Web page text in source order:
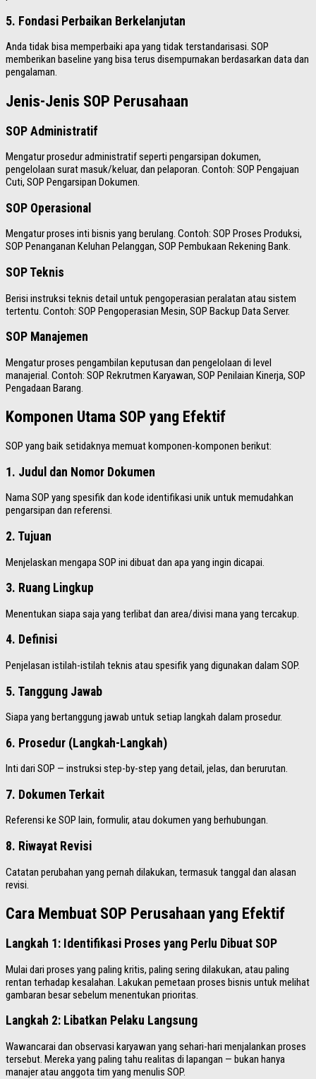
5. Fondasi Perbaikan Berkelanjutan
Anda tidak bisa memperbaiki apa yang tidak terstandarisasi. SOP
memberikan baseline yang bisa terus disempurnakan berdasarkan data dan
pengalaman.
Jenis-Jenis SOP Perusahaan
SOP Administratif
Mengatur prosedur administratif seperti pengarsipan dokumen,
pengelolaan surat masuk/keluar, dan pelaporan. Contoh: SOP Pengajuan
Cuti, SOP Pengarsipan Dokumen.
SOP Operasional
Mengatur proses inti bisnis yang berulang. Contoh: SOP Proses Produksi,
SOP Penanganan Keluhan Pelanggan, SOP Pembukaan Rekening Bank.
SOP Teknis
Berisi instruksi teknis detail untuk pengoperasian peralatan atau sistem
tertentu. Contoh: SOP Pengoperasian Mesin, SOP Backup Data Server.
SOP Manajemen
Mengatur proses pengambilan keputusan dan pengelolaan di level
manajerial. Contoh: SOP Rekrutmen Karyawan, SOP Penilaian Kinerja, SOP
Pengadaan Barang.
Komponen Utama SOP yang Efektif
SOP yang baik setidaknya memuat komponen-komponen berikut:
1. Judul dan Nomor Dokumen
Nama SOP yang spesifik dan kode identifikasi unik untuk memudahkan
pengarsipan dan referensi.
2. Tujuan
Menjelaskan mengapa SOP ini dibuat dan apa yang ingin dicapai.
3. Ruang Lingkup
Menentukan siapa saja yang terlibat dan area/divisi mana yang tercakup.
4. Definisi
Penjelasan istilah-istilah teknis atau spesifik yang digunakan dalam SOP.
5. Tanggung Jawab
Siapa yang bertanggung jawab untuk setiap langkah dalam prosedur.
6. Prosedur (Langkah-Langkah)
Inti dari SOP — instruksi step-by-step yang detail, jelas, dan berurutan.
7. Dokumen Terkait
Referensi ke SOP lain, formulir, atau dokumen yang berhubungan.
8. Riwayat Revisi
Catatan perubahan yang pernah dilakukan, termasuk tanggal dan alasan
revisi.
Cara Membuat SOP Perusahaan yang Efektif
Langkah 1: Identifikasi Proses yang Perlu Dibuat SOP
Mulai dari proses yang paling kritis, paling sering dilakukan, atau paling
rentan terhadap kesalahan. Lakukan pemetaan proses bisnis untuk melihat
gambaran besar sebelum menentukan prioritas.
Langkah 2: Libatkan Pelaku Langsung
Wawancarai dan observasi karyawan yang sehari-hari menjalankan proses
tersebut. Mereka yang paling tahu realitas di lapangan — bukan hanya
manajer atau anggota tim yang menulis SOP.